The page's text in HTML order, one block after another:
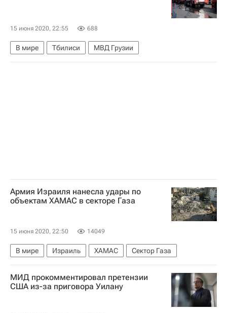
15 июня 2020, 22:55 688
В мире Тбилиси МВД Грузии
Армия Израиля нанесла удары по
объектам ХАМАС в секторе Газа
15 июня 2020, 22:50 14049
В мире Израиль ХАМАС Сектор Газа
МИД прокомментировал претензии
США из-за приговора Уилану